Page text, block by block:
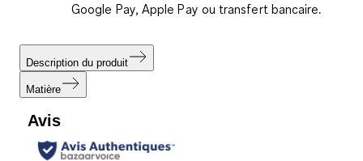
Google Pay, Apple Pay ou transfert bancaire.
Description du produit
Matière
Avis